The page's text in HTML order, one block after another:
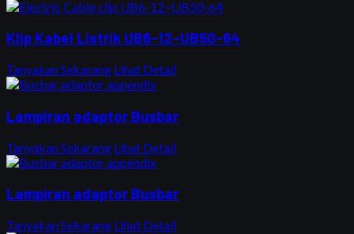
Klip Kabel Listrik UB6-12~UB50-64
Tanyakan Sekarang Lihat Detail
Lampiran adaptor Busbar
Tanyakan Sekarang Lihat Detail
Lampiran adaptor Busbar
Tanyakan Sekarang Lihat Detail